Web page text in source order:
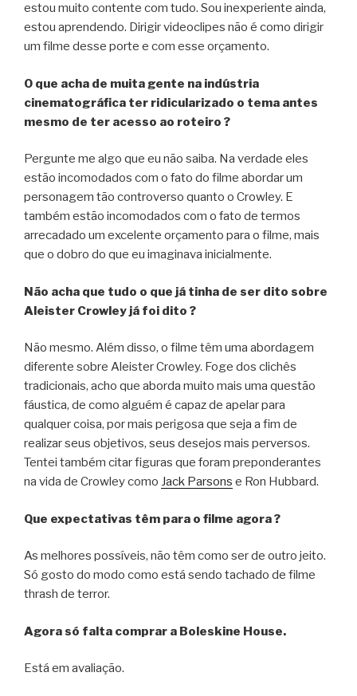
estou muito contente com tudo. Sou inexperiente ainda,
estou aprendendo. Dirigir videoclipes não é como dirigir
um filme desse porte e com esse orçamento.
O que acha de muita gente na indústria
cinematográfica ter ridicularizado o tema antes
mesmo de ter acesso ao roteiro ?
Pergunte me algo que eu não saiba. Na verdade eles
estão incomodados com o fato do filme abordar um
personagem tão controverso quanto o Crowley. E
também estão incomodados com o fato de termos
arrecadado um excelente orçamento para o filme, mais
que o dobro do que eu imaginava inicialmente.
Não acha que tudo o que já tinha de ser dito sobre
Aleister Crowley já foi dito ?
Não mesmo. Além disso, o filme têm uma abordagem
diferente sobre Aleister Crowley. Foge dos clichês
tradicionais, acho que aborda muito mais uma questão
fáustica, de como alguém é capaz de apelar para
qualquer coisa, por mais perigosa que seja a fim de
realizar seus objetivos, seus desejos mais perversos.
Tentei também citar figuras que foram preponderantes
na vida de Crowley como Jack Parsons e Ron Hubbard.
Que expectativas têm para o filme agora ?
As melhores possíveis, não têm como ser de outro jeito.
Só gosto do modo como está sendo tachado de filme
thrash de terror.
Agora só falta comprar a Boleskine House.
Está em avaliação.